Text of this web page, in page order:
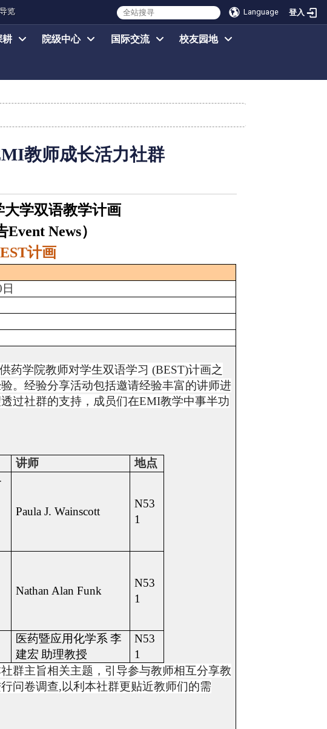
Language 登入
览
院级中心 国际交流
校友园地
教师成长活力社群
大学双语教学计画
Event News）
计画
日
药学院教师对学生双语学习 (BEST)计画之
。经验分享活动包括邀请经验丰富的讲师进
过社群的支持，成员们在EMI教学中事半功
讲师 地点
Paula J. Wainscott
N53
1
Nathan Alan Funk
N53
1
医药暨应用化学系 李
建宏 助理教授
N53
1
群主旨相关主题， 引导参与教师相互分享教
问卷调查,以利本社群更贴近教师们的需